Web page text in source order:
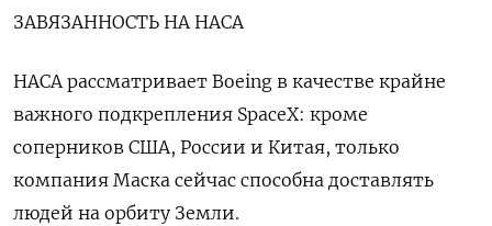
ЗАВЯЗАННОСТЬ НА НАСА
НАСА рассматривает Boeing в качестве крайне
важного подкрепления SpaceX: кроме
соперников США, России и Китая, только
компания Маска сейчас способна доставлять
людей на орбиту Земли.